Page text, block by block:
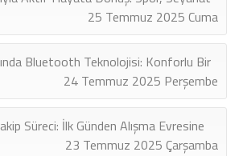
25 Temmuz 2025 Cuma
Bluetooth Teknolojisi: Konforlu Bir
24 Temmuz 2025 Perşembe
Süreci: İlk Günden Alışma Evresine
23 Temmuz 2025 Çarşamba